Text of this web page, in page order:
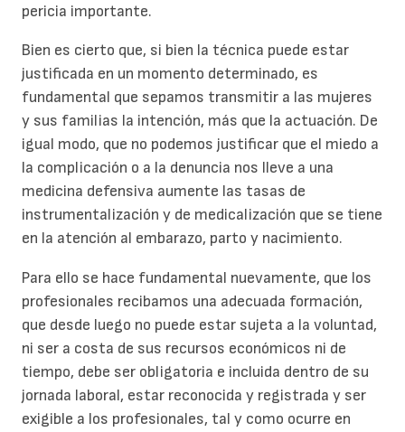
pericia importante.
Bien es cierto que, si bien la técnica puede estar
justificada en un momento determinado, es
fundamental que sepamos transmitir a las mujeres
y sus familias la intención, más que la actuación. De
igual modo, que no podemos justificar que el miedo a
la complicación o a la denuncia nos lleve a una
medicina defensiva aumente las tasas de
instrumentalización y de medicalización que se tiene
en la atención al embarazo, parto y nacimiento.
Para ello se hace fundamental nuevamente, que los
profesionales recibamos una adecuada formación,
que desde luego no puede estar sujeta a la voluntad,
ni ser a costa de sus recursos económicos ni de
tiempo, debe ser obligatoria e incluida dentro de su
jornada laboral, estar reconocida y registrada y ser
exigible a los profesionales, tal y como ocurre en